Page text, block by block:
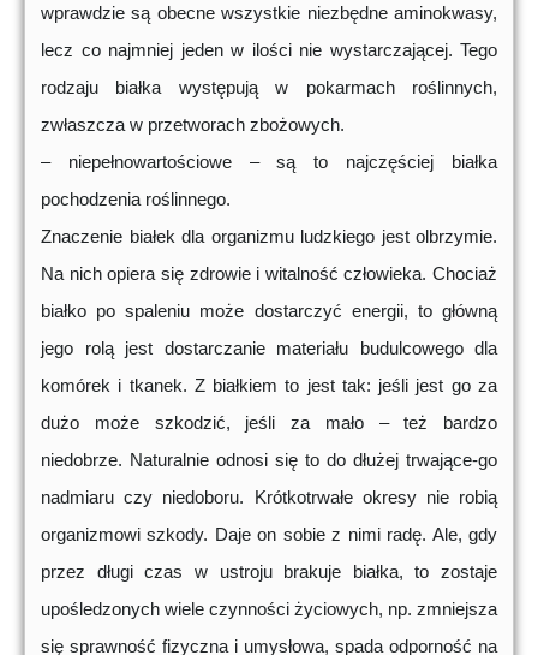
wprawdzie są obecne wszystkie niezbędne aminokwasy,
lecz co najmniej jeden w ilości nie wystarczającej. Tego
rodzaju białka występują w pokarmach roślinnych,
zwłaszcza w przetworach zbożowych.
– niepełnowartościowe – są to najczęściej białka
pochodzenia roślinnego.
Znaczenie białek dla organizmu ludzkiego jest olbrzymie.
Na nich opiera się zdrowie i witalność człowieka. Chociaż
białko po spaleniu może dostarczyć energii, to główną
jego rolą jest dostarczanie materiału budulcowego dla
komórek i tkanek. Z białkiem to jest tak: jeśli jest go za
dużo może szkodzić, jeśli za mało – też bardzo
niedobrze. Naturalnie odnosi się to do dłużej trwające-go
nadmiaru czy niedoboru. Krótkotrwałe okresy nie robią
organizmowi szkody. Daje on sobie z nimi radę. Ale, gdy
przez długi czas w ustroju brakuje białka, to zostaje
upośledzonych wiele czynności życiowych, np. zmniejsza
się sprawność fizyczna i umysłowa, spada odporność na